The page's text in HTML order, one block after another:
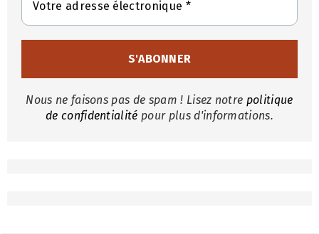
Nous ne faisons pas de spam ! Lisez notre politique
de confidentialité pour plus d'informations.